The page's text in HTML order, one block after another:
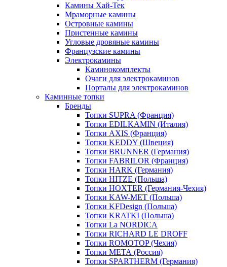
Камины Хай-Тек
Мраморные камины
Островные камины
Пристенные камины
Угловые дровяные камины
Французские камины
Электрокамины
Каминокомплекты
Очаги для электрокаминов
Порталы для электрокаминов
Каминные топки
Бренды
Топки SUPRA (Франция)
Топки EDILKAMIN (Италия)
Топки AXIS (Франция)
Топки KEDDY (Швеция)
Топки BRUNNER (Германия)
Топки FABRILOR (Франция)
Топки HARK (Германия)
Топки HITZE (Польша)
Топки HOXTER (Германия-Чехия)
Топки KAW-MET (Польша)
Топки KFDesign (Польша)
Топки KRATKI (Польша)
Топки La NORDICA
Топки RICHARD LE DROFF
Топки ROMOTOP (Чехия)
Топки МЕТА (Россия)
Топки SPARTHERM (Германия)